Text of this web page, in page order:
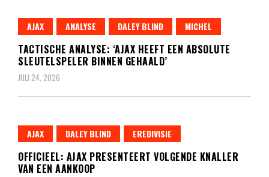
AJAX ANALYSE DALEY BLIND MICHEL
TACTISCHE ANALYSE: ‘AJAX HEEFT EEN ABSOLUTE
SLEUTELSPELER BINNEN GEHAALD’
JULI 24, 2026
AJAX DALEY BLIND EREDIVISIE
OFFICIEEL: AJAX PRESENTEERT VOLGENDE KNALLER
VAN EEN AANKOOP